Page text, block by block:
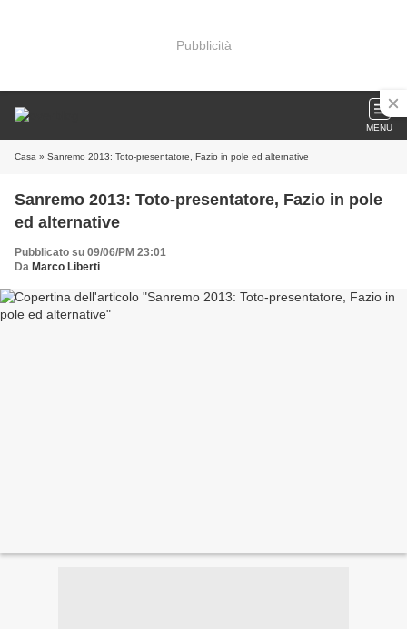
Pubblicità
MENU
Casa » Sanremo 2013: Toto-presentatore, Fazio in pole ed alternative
Sanremo 2013: Toto-presentatore, Fazio in pole
ed alternative
Pubblicato su 09/06/PM 23:01
Da Marco Liberti